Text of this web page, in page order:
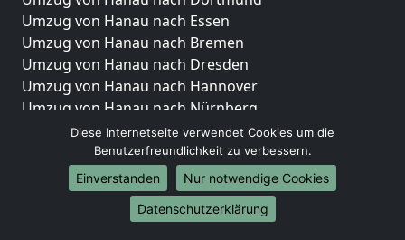
Umzug von Hanau nach Essen
Umzug von Hanau nach Bremen
Umzug von Hanau nach Dresden
Umzug von Hanau nach Hannover
Umzug von Hanau nach Nürnberg
Umzug von Hanau nach Duisburg
Umzug von Hanau nach Bochum
Umzug von Hanau nach Wuppertal
Umzug von Hanau nach Bielefeld
Umzug von Hanau nach Bonn
Diese Internetseite verwendet Cookies um die
Benutzerfreundlichkeit zu verbessern.
Einverstanden
Nur notwendige Cookies
Datenschutzerklärung